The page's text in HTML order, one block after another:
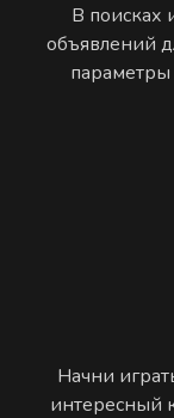
В поисках
объявлений
Начни
интересный